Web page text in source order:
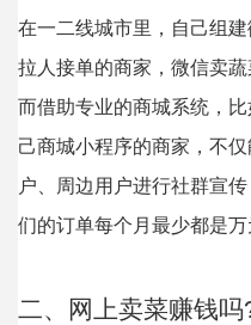
在一二线城市里，自己组
拉人接单的商家，微信卖
而借助专业的商城系统，
己商城小程序的商家，不
户、周边用户进行社群宣
们的订单每个月最少都是万
二、网上卖菜赚钱吗